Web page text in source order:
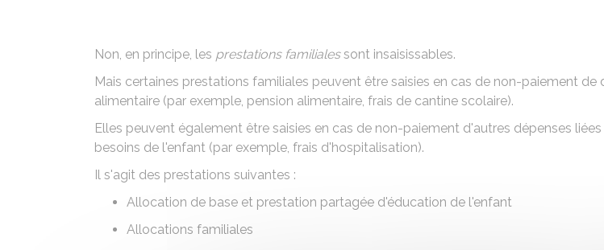
Non, en principe, les prestations familialessont insaisissables.
Mais certaines prestations familiales peuvent être saisies en cas de non-paiement de
alimentaire (par exemple, pension alimentaire, frais de cantine scolaire).
Elles peuvent également être saisies en cas de non-paiement d'autres dépenses liées
besoins de l'enfant (par exemple, frais d'hospitalisation).
Il s'agit des prestations suivantes :
Allocation de base et prestation partagée d'éducation de l'enfant
Allocations familiales